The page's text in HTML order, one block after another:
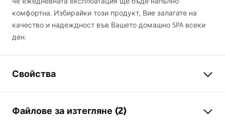
комфортна. Избирайки този продукт, Вие залагате на
качество и надеждност във Вашето домашно SPA всеки
ден.
Свойства
Гаранция
24 месеца
Файлове за изтегляне (2)